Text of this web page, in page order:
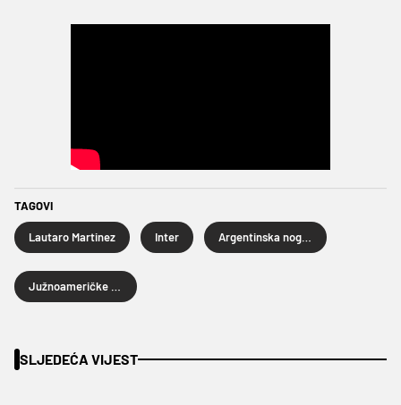
TAGOVI
Lautaro Martinez Inter
SLJEDEĆA VIJEST